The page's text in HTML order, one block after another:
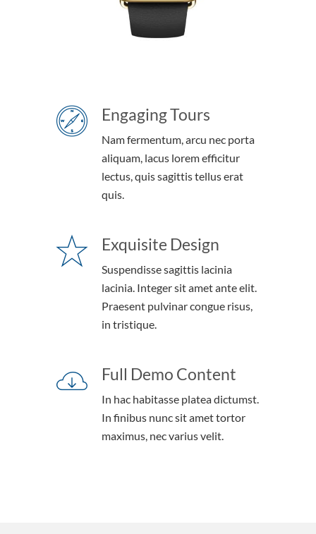
Engaging Tours
Nam fermentum, arcu nec porta
aliquam, lacus lorem efficitur
lectus, quis sagittis tellus erat
quis.
Exquisite Design
Suspendisse sagittis lacinia
lacinia. Integer sit amet ante elit.
Praesent pulvinar congue risus,
in tristique.
Full Demo Content
In hac habitasse platea dictumst.
In finibus nunc sit amet tortor
maximus, nec varius velit.